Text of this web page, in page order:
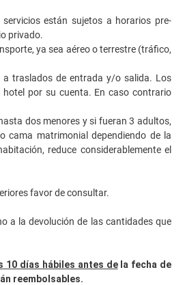
están sujetos a horarios pre-
privado.
ya sea aéreo o terrestre (tráfico,
a traslados de entrada y/o salida. Los
por su cuenta. En caso contrario
dos menores y si fueran 3 adultos,
cama matrimonial dependiendo de la
reduce considerablemente el
favor de consultar.
a la devolución de las cantidades que
10 días hábiles antes dela fecha de
reembolsables.